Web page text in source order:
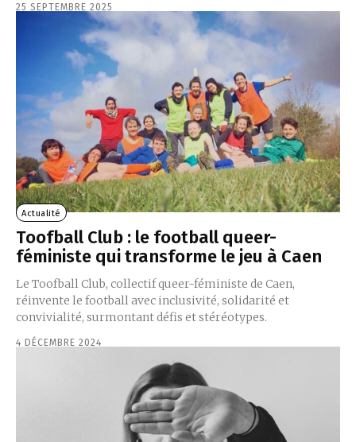
25 SEPTEMBRE 2025
Actualité
Toofball Club : le football queer-
féministe qui transforme le jeu à Caen
Le Toofball Club, collectif queer-féministe de Caen,
réinvente le football avec inclusivité, solidarité et
convivialité, surmontant défis et stéréotypes.
4 DÉCEMBRE 2024